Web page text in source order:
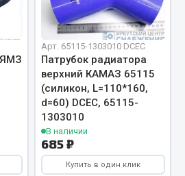
ещё
(SHACMAN)
Арт. 65115-1303010 DCEC
Патрубок радиатора
верхний КАМАЗ 65115
(силикон, L=110*160,
d=60) DCEC, 65115-
1303010
В наличии
685 ₽
Купить в один клик